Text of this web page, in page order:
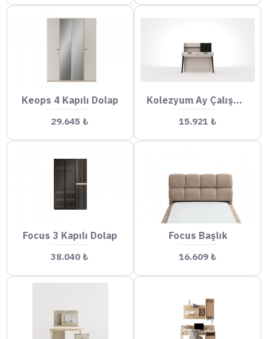
Keops 4 Kapılı Dolap
29.645 ₺
Kolezyum Ay Çalışma Masası
15.921 ₺
Focus 3 Kapılı Dolap
38.040 ₺
Focus Başlık
16.609 ₺